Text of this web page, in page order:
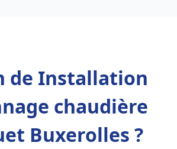
de Installation
chaudière
Buxerolles ?